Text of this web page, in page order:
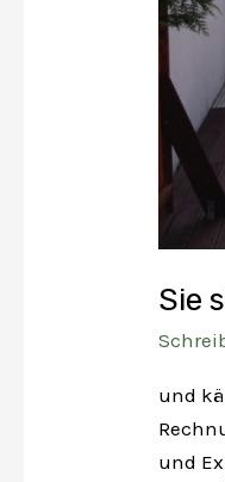
Sie
und
und